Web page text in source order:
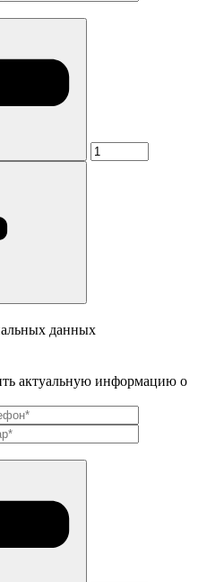
данных
актуальную информацию о